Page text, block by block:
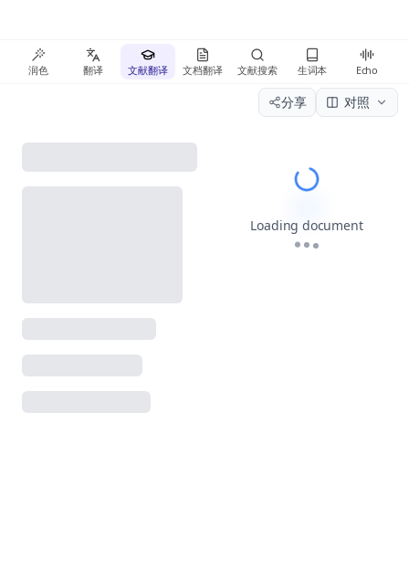
润色 翻译 文献翻译 文档翻译 文献搜索 生词本 Echo
分享 对照
Loading document
Please wait